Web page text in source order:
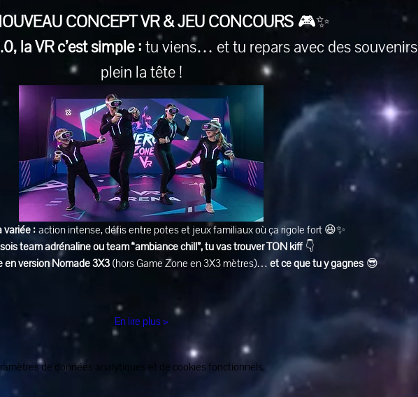
CONCEPT VR & JEU CONCOURS 🎮✨
la VR c’est simple : tu viens… et tu repars avec des souvenirs
plein la tête !
variée : action intense, défis entre potes et jeux familiaux où ça rigole fort 😆✨
team adrénaline ou team “ambiance chill”, tu vas trouver TON kiff 👇
en version Nomade 3X3 (hors Game Zone en 3X3 mètres)… et ce que tu y gagnes 😎
En lire plus >
de données analytiques et de cookies fonctionnels.